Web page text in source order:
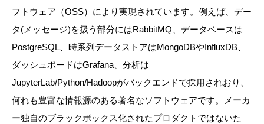
フトウェア（OSS）により実現されています。 例えば、デー
タ(メッセージ)を扱う部分にはRabbitMQ、データベースは
PostgreSQL、時系列データストアはMongoDBやInfluxDB、
ダッシュボードはGrafana、分析は
JupyterLab/Python/Hadoopがバックエンドで採用されおり、
何れも豊富な情報源のある著名なソフトウェアです。メーカ
ー独自のブラックボックス化されたプロダクトではないた